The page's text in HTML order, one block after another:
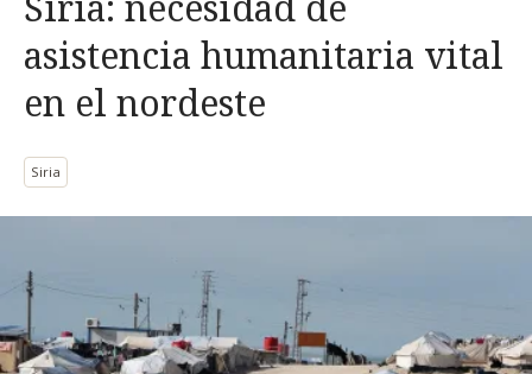
asistencia humanitaria vital
en el nordeste
Siria